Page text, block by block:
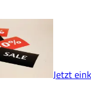
Jetzt